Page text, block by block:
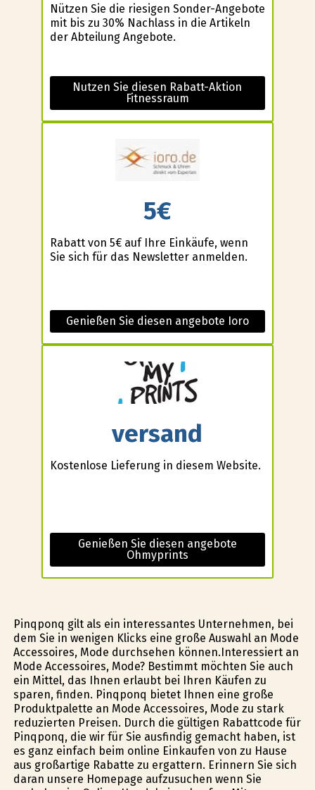
Nützen Sie die riesigen Sonder-Angebote
mit bis zu 30% Nachlass in die Artikeln
der Abteilung Angebote.
Nutzen Sie diesen Rabatt-Aktion
Fitnessraum
5€
Rabatt von 5€ auf Ihre Einkäufe, wenn
Sie sich für das Newsletter anmelden.
Genießen Sie diesen angebote Ioro
versand
Kostenlose Lieferung in diesem Website.
Genießen Sie diesen angebote
Ohmyprints
Pinqponq gilt als ein interessantes Unternehmen, bei
dem Sie in wenigen Klicks eine große Auswahl an Mode
Accessoires, Mode durchsehen können.Interessiert an
Mode Accessoires, Mode? Bestimmt möchten Sie auch
ein Mittel, das Ihnen erlaubt bei Ihren Käufen zu
sparen, finden. Pinqponq bietet Ihnen eine große
Produktpalette an Mode Accessoires, Mode zu stark
reduzierten Preisen. Durch die gültigen Rabattcode für
Pinqponq, die wir für Sie ausfindig gemacht haben, ist
es ganz einfach beim online Einkaufen von zu Hause
aus großartige Rabatte zu ergattern. Erinnern Sie sich
daran unsere Homepage aufzusuchen wenn Sie